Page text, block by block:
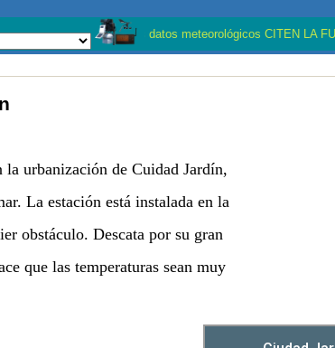
en caso que utilizen los datos meteorológicos CITEN LA
urbanización de Cuidad Jardín,
La estación está instalada en la
obstáculo. Descata por su gran
que las temperaturas sean muy